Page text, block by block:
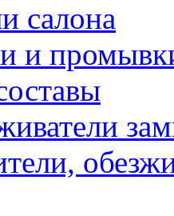
салона
и